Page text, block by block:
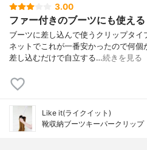
3.00
ファー付きのブーツにも使える
ブーツに差し込んで使うクリップタ
ネットでこれが一番安かったので何
差し込むだけで自立する…続きを見る
Like it(ライクイット)
靴収納ブーツキーパークリップ